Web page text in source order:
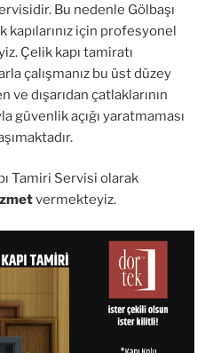
Bu nedenle Gölbaşı
için profesyonel
Çelik kapı tamiratı
çalışmanız bu üst düzey
ve dışarıdan çatlaklarının
güvenlik açığı yaratmaması
Tamiri Servisi olarak
vermekteyiz.